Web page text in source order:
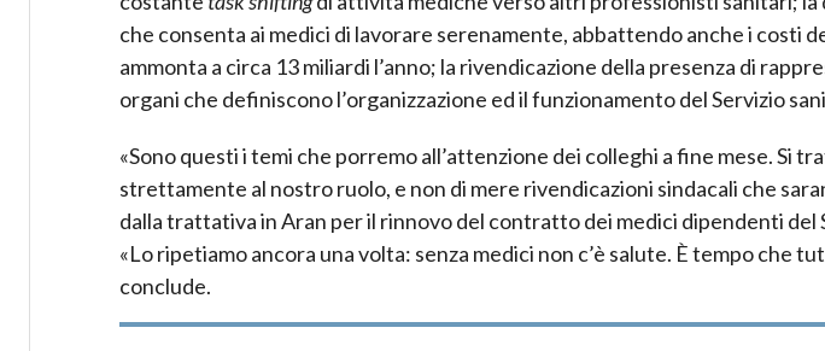
che consenta ai medici di lavorare serenamente, abbattendo anche i costi
ammonta a circa 13 miliardi l’anno; la rivendicazione della presenza di
organi che definiscono l’organizzazione ed il funzionamento del Servizio
«Sono questi i temi che porremo all’attenzione dei colleghi a fine mese. Si
strettamente al nostro ruolo, e non di mere rivendicazioni sindacali che
dalla trattativa in Aran per il rinnovo del contratto dei medici dipendenti del
«Lo ripetiamo ancora una volta: senza medici non c’è salute. È tempo che
conclude.